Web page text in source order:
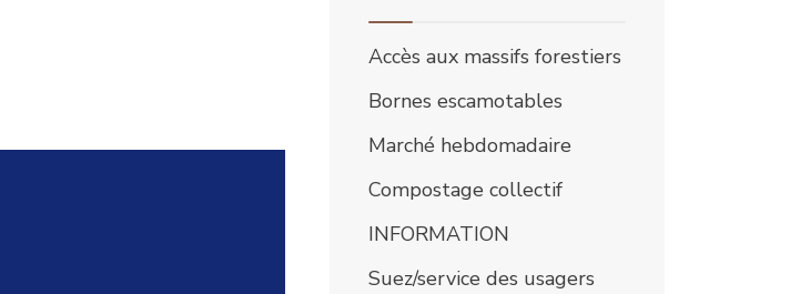
Accès aux massifs forestiers
Bornes escamotables
Marché hebdomadaire
Compostage collectif
INFORMATION
Suez/service des usagers